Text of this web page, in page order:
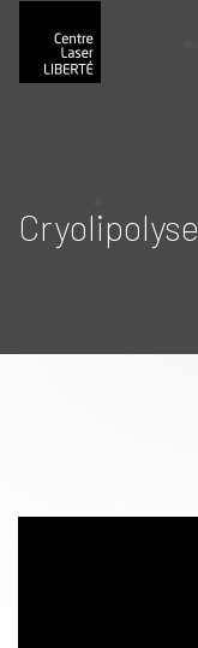
Cryolipolyse